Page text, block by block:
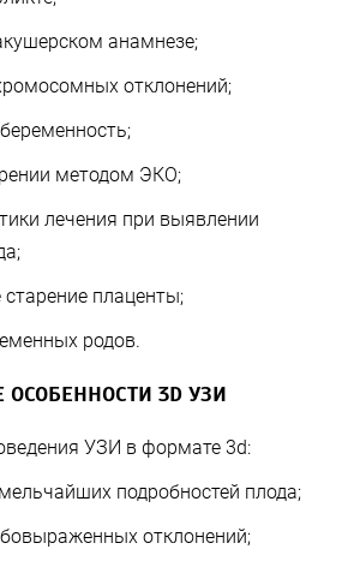
анамнезе;
отклонений;
методом ЭКО;
лечения при выявлении
плаценты;
родов.
3D УЗИ
УЗИ в формате 3d:
подробностей плода;
отклонений;